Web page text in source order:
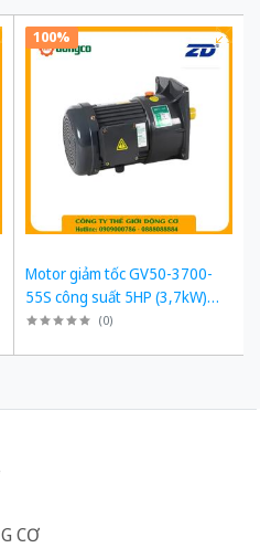
100%
Motor giảm tốc GV50-3700-
55S công suất 5HP (3,7kW)
1/55 kiểu lắp Mặt bích
(0)
CƠ